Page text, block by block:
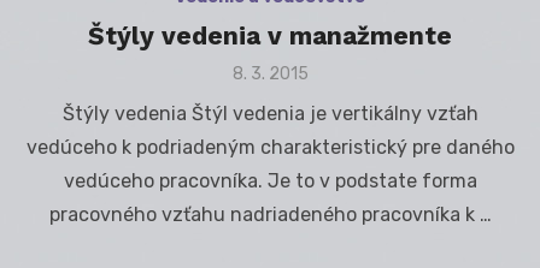
Štýly vedenia v manažmente
Posted
8. 3. 2015
Štýly vedenia Štýl vedenia je vertikálny vzťah
vedúceho k podriadeným charakteristický pre daného
vedúceho pracovníka. Je to v podstate forma
pracovného vzťahu nadriadeného pracovníka k …